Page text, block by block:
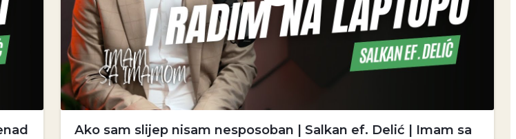
Ako sam slijep nisam nesposoban | Salkan ef. Delić | Imam sa